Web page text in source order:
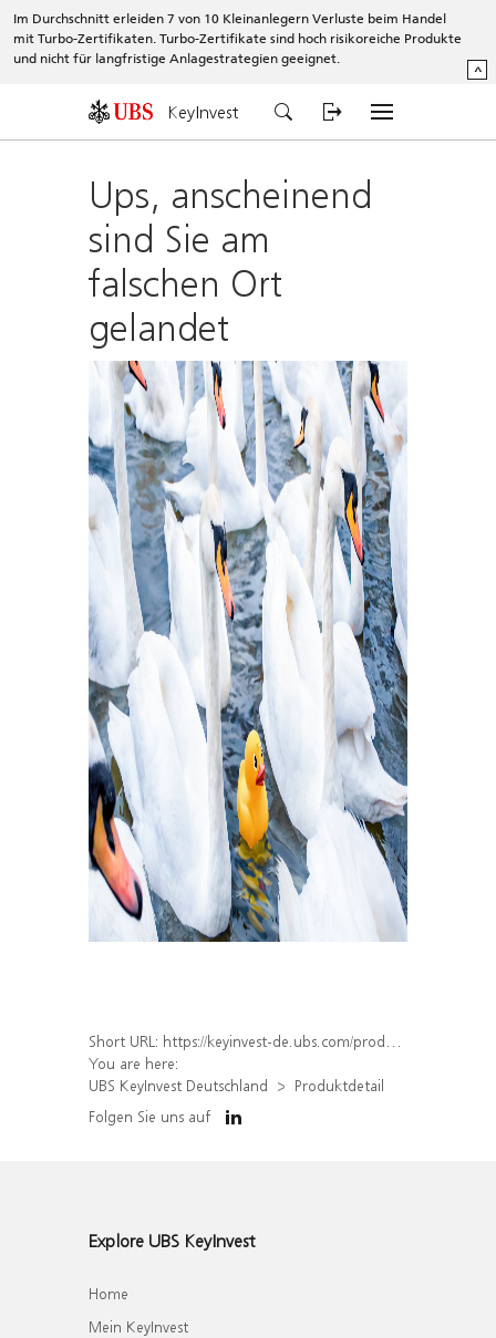
Im Durchschnitt erleiden 7 von 10 Kleinanlegern Verluste beim Handel
mit Turbo-Zertifikaten. Turbo-Zertifikate sind hoch risikoreiche Produkte
und nicht für langfristige Anlagestrategien geeignet.
^
KeyInvest
Ups, anscheinend
sind Sie am
falschen Ort
gelandet
Short URL: https://keyinvest-de.ubs.com/produkt/detail/index/isin/DE000WA569X9
You are here:
UBS KeyInvest Deutschland
Produktdetail
Folgen Sie uns auf
Explore UBS KeyInvest
Home
Mein KeyInvest